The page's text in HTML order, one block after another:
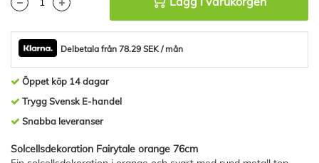
Delbetala från 78.29 SEK / mån
Öppet köp 14 dagar
Trygg Svensk E-handel
Snabba leveranser
Solcellsdekoration Fairytale orange 76cm